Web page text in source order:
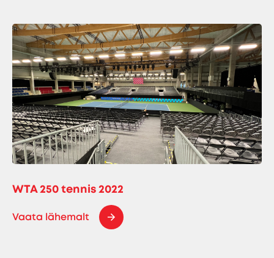
WTA 250 tennis 2022
Vaata lähemalt